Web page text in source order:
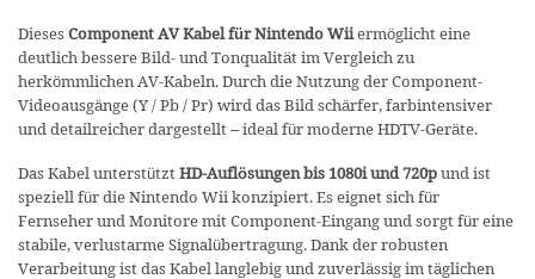
DiesesComponent AV Kabel für Nintendo Wiiermöglicht eine
deutlich bessere Bild- und Tonqualität im Vergleich zu
herkömmlichen AV-Kabeln. Durch die Nutzung der Component-
Videoausgänge (Y / Pb / Pr) wird das Bild schärfer, farbintensiver
und detailreicher dargestellt – ideal für moderne HDTV-Geräte.
Das Kabel unterstützt HD-Auflösungen bis 1080i und 720pund ist
speziell für die Nintendo Wii konzipiert. Es eignet sich für
Fernseher und Monitore mit Component-Eingang und sorgt für eine
stabile, verlustarme Signalübertragung. Dank der robusten
Verarbeitung ist das Kabel langlebig und zuverlässig im täglichen